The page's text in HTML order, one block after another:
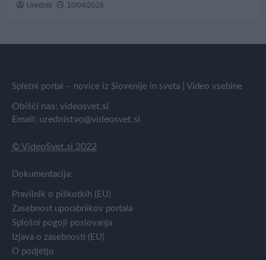
Urednik 10/04/2026
Spletni portal – novice iz Slovenije in sveta | Video vsebine
Obišči nas: videosvet.si
Email: urednistvo@videosvet.si
© VideoSvet.si 2022
Dokumentacija:
Pravilnik o piškotkih (EU)
Zasebnost uporabnikov portala
Splošni pogoji poslovanja
Izjava o zasebnosti (EU)
O podjetju